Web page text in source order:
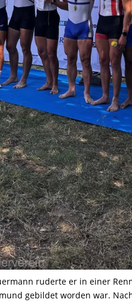
ruderte er in einer
gebildet worden war.